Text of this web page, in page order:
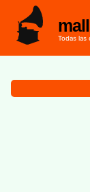
Todas